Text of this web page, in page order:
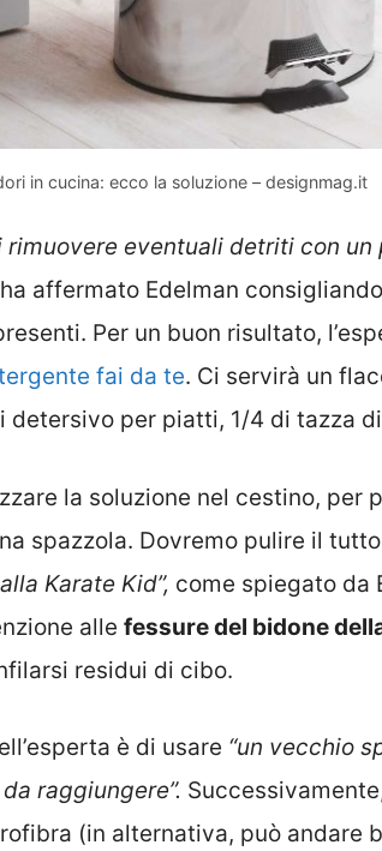
in cucina: ecco la soluzione – designmag.it
rimuovere eventuali detriti con un
ha affermato Edelman
Per un buon risultato,
fai da te. Ci servirà un
detersivo per piatti, 1/4 di tazza
la soluzione nel cestino, per
spazzola. Dovremo pulire il tutto
Karate Kid”, come spiegato da
alle fessure del bidone
residui di cibo.
è di usare “un vecchio
raggiungere”.
(in alternativa, può andare